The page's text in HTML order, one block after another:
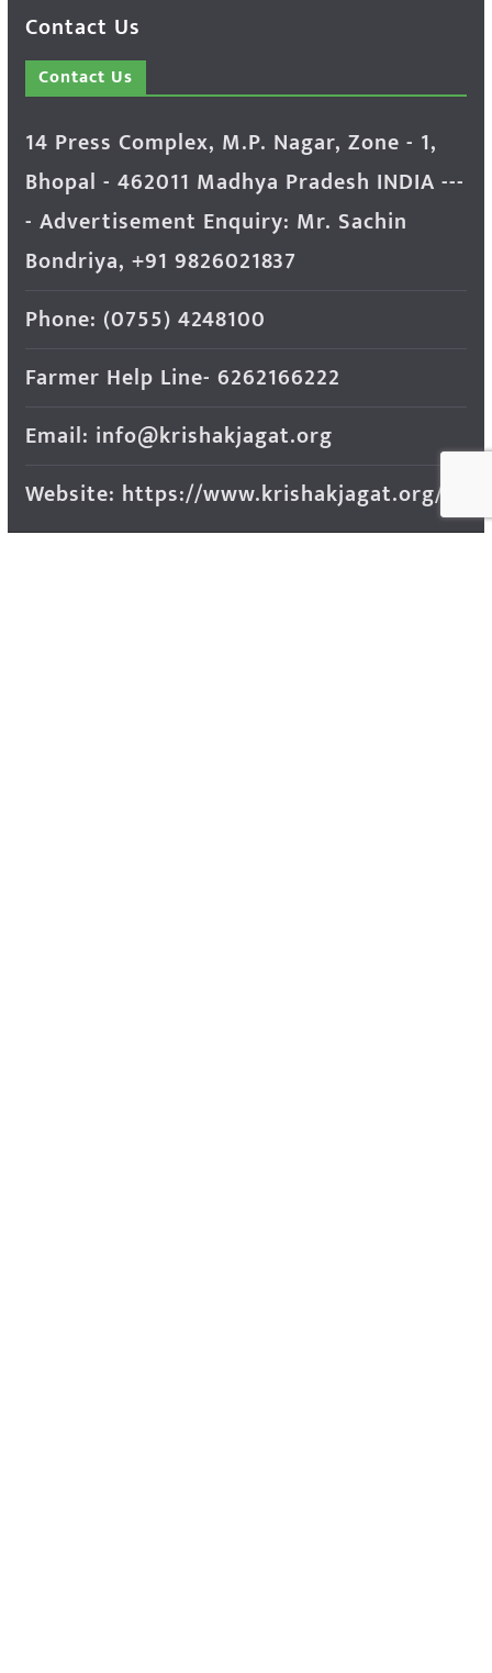
Contact Us
Contact Us
14 Press Complex, M.P. Nagar, Zone - 1,
Bhopal - 462011 Madhya Pradesh INDIA ---
- Advertisement Enquiry: Mr. Sachin
Bondriya, +91 9826021837
Phone: (0755) 4248100
Farmer Help Line- 6262166222
Email: info@krishakjagat.org
Website: https://www.krishakjagat.org/